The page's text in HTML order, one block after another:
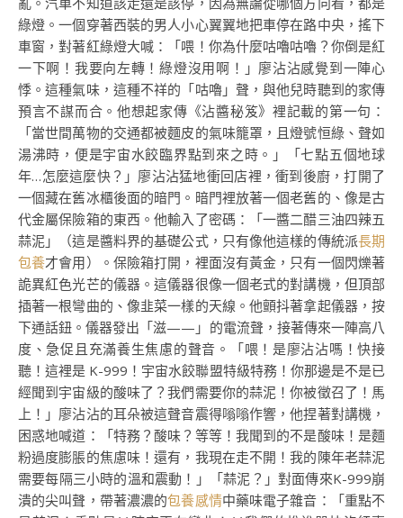
綠燈。一個穿著西裝的男人小心翼翼地把車停在路中央，搖下
車窗，對著紅綠燈大喊：「喂！你為什麼咕嚕咕嚕？你倒是紅
一下啊！我要向左轉！綠燈沒用啊！」廖沾沾感覺到一陣心
悸。這種氣味，這種不祥的「咕嚕」聲，與他兒時聽到的家傳
預言不謀而合。他想起家傳《沾醬秘笈》裡記載的第一句：
「當世間萬物的交通都被麵皮的氣味籠罩，且燈號恒綠、聲如
湯沸時，便是宇宙水餃臨界點到來之時。」「七點五個地球
年…怎麼這麼快？」廖沾沾猛地衝回店裡，衝到後廚，打開了
一個藏在舊冰櫃後面的暗門。暗門裡放著一個老舊的、像是古
代金屬保險箱的東西。他輸入了密碼：「一醬二醋三油四辣五
蒜泥」（這是醬料界的基礎公式，只有像他這樣的傳統派長期
包養才會用）。保險箱打開，裡面沒有黃金，只有一個閃爍著
詭異紅色光芒的儀器。這儀器很像一個老式的對講機，但頂部
插著一根彎曲的、像韭菜一樣的天線。他顫抖著拿起儀器，按
下通話鈕。儀器發出「滋——」的電流聲，接著傳來一陣高八
度、急促且充滿養生焦慮的聲音。「喂！是廖沾沾嗎！快接
聽！這裡是 K-999！宇宙水餃聯盟特級特務！你那邊是不是已
經聞到宇宙級的酸味了？我們需要你的蒜泥！你被徵召了！馬
上！」廖沾沾的耳朵被這聲音震得嗡嗡作響，他捏著對講機，
困惑地喊道：「特務？酸味？等等！我聞到的不是酸味！是麵
粉過度膨脹的焦慮味！還有，我現在走不開！我的陳年老蒜泥
需要每隔三小時的溫和震動！」「蒜泥？」對面傳來K-999崩
潰的尖叫聲，帶著濃濃的包養感情中藥味電子雜音：「重點不